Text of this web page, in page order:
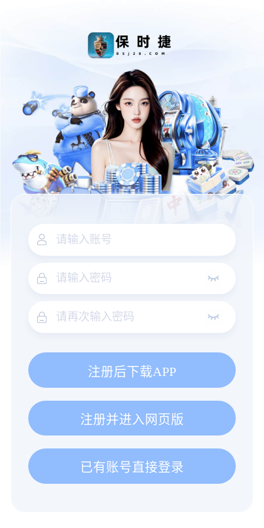
注册后下载APP
注册并进入网页版
已有账号直接登录